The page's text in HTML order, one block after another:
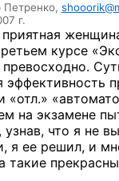
Петренко,
г.
курсе
превосходно.
эффективность
на экзамене
узнав, что я не
я ее решил, и
такие